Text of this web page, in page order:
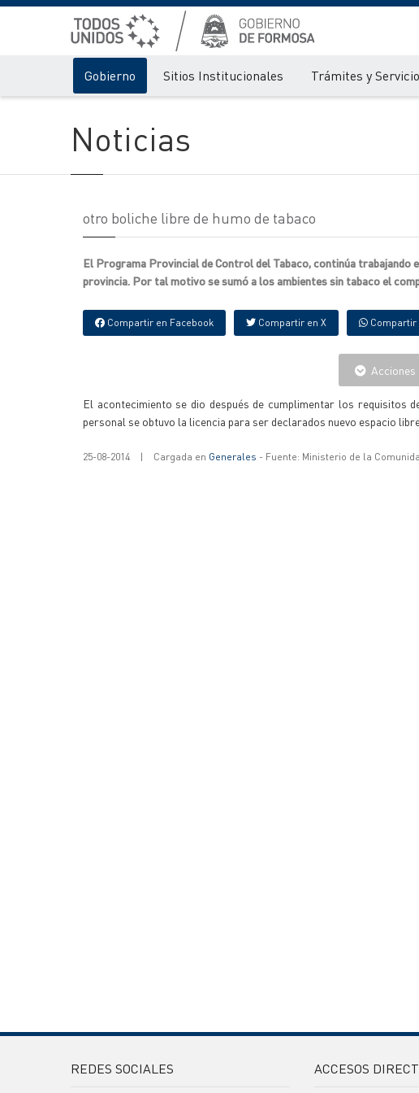
Gobierno Sitios Institucionales Trámites y
Noticias
otro boliche libre de humo de tabaco
El Programa Provincial de Control del Tabaco, continúa trabajando
provincia. Por tal motivo se sumó a los ambientes sin tabaco el
Compartir en Facebook Compartir en X Compartir
Acciones
El acontecimiento se dio después de cumplimentar los
personal se obtuvo la licencia para ser declarados nuevo espacio
25-08-2014 | Cargada en Generales - Fuente: Ministerio de la
REDES SOCIALES ACCESOS